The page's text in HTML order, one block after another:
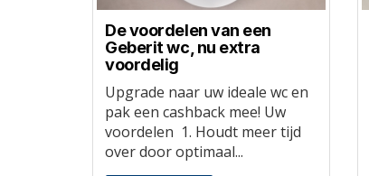
De voordelen van een
Geberit wc, nu extra
voordelig
Upgrade naar uw ideale wc en
pak een cashback mee! Uw
voordelen 1. Houdt meer tijd
over door optimaal...